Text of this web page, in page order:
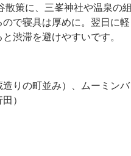
策に、三峯神社や温泉の組
で寝具は厚めに。翌日に軽
渋滞を避けやすいです。
りの町並み）、ムーミンバ
）